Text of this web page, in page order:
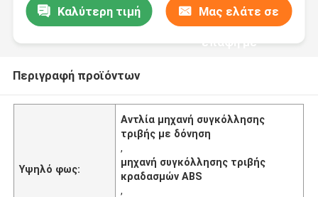
Καλύτερη τιμή Μας ελάτε σε
επαφή με
Περιγραφή προϊόντων
Υψηλό φως:
Αντλία μηχανή συγκόλλησης
τριβής με δόνηση
,
μηχανή συγκόλλησης τριβής
κραδασμών ABS
,